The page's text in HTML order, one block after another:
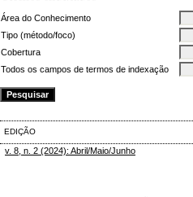
Área do Conhecimento
Tipo (método/foco)
Cobertura
Todos os campos de termos de indexação
EDIÇÃO
v. 8, n. 2 (2024): Abril/Maio/Junho